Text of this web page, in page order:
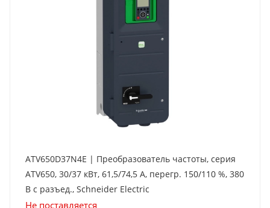
ATV650D37N4E | Преобразователь частоты, серия
ATV650, 30/37 кВт, 61,5/74,5 А, перегр. 150/110 %, 380
В с разъед., Schneider Electric
Не поставляется